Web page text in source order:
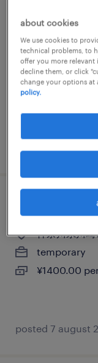
一般事務・oa
神奈川県川
temporary
¥1550.00
その他の仕分
神奈川県川
temporary
¥1400.00
posted 7 august
about cookies
We use cookies to
technical problems, to
offer you more relevant
decline them, or click
change your options at
policy.